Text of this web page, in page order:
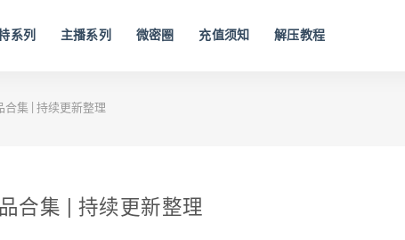
系列 主播系列 微密圈 充值须知 解压教程
合集 | 持续更新整理
合集 | 持续更新整理